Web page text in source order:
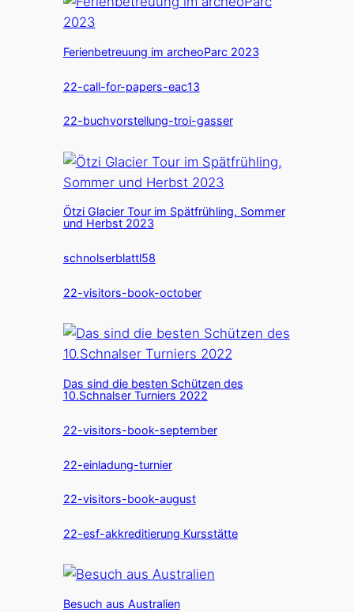
Ferienbetreuung im archeoParc 2023
22-call-for-papers-eac13
22-buchvorstellung-troi-gasser
Ötzi Glacier Tour im Spätfrühling, Sommer
und Herbst 2023
schnolserblattl58
22-visitors-book-october
Das sind die besten Schützen des
10.Schnalser Turniers 2022
22-visitors-book-september
22-einladung-turnier
22-visitors-book-august
22-esf-akkreditierung Kursstätte
Besuch aus Australien